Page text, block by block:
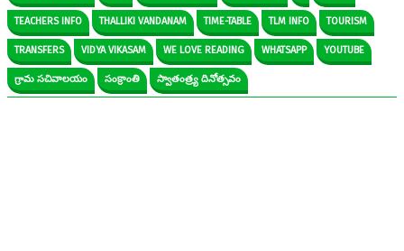
TEACHERS INFO THALLIKI VANDANAM TIME-TABLE TLM INFO TOURISM
TRANSFERS VIDYA VIKASAM WE LOVE READING WHATSAPP YOUTUBE
గ్రామ సచివాలయం సంక్రాంతి స్వాతంత్ర్య దినోత్సవం